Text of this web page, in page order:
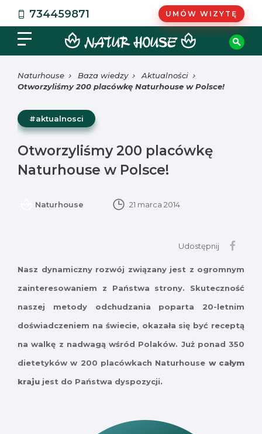
734459871 UMÓW WIZYTĘ
Naturhouse Baza wiedzy
Aktualności
Otworzyliśmy 200 placówkę Naturhouse w Polsce!
#aktualnosci
Otworzyliśmy 200 placówkę
Naturhouse w Polsce!
Naturhouse 21 marca 2014
Udostępnij
Nasz dynamiczny rozwój związany jest z ogromnym
zainteresowaniem z Państwa strony. Skuteczność
naszej metody odchudzania poparta 20-letnim
doświadczeniem na świecie, okazała się być receptą
na walkę z nadwagą wśród Polaków. Już ponad 350
dietetyków w 200 placówkach Naturhouse w całym
kraju jest do Państwa dyspozycji.